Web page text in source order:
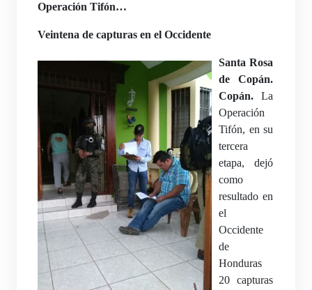
Operación Tifón…
Veintena de capturas en el Occidente
Santa Rosa
de Copán.
Copán.La
Operación
Tifón, en su
tercera
etapa, dejó
como
resultado en
el
Occidente
de
Honduras
20 capturas